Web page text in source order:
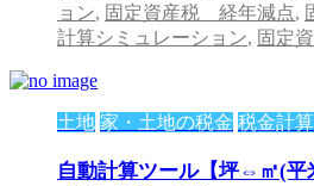
ョン, 固定資産税 経年減点,
計算シミュレーション, 固定
土地 家・土地の税金 税金計
自動計算ツール【坪⇔㎡(